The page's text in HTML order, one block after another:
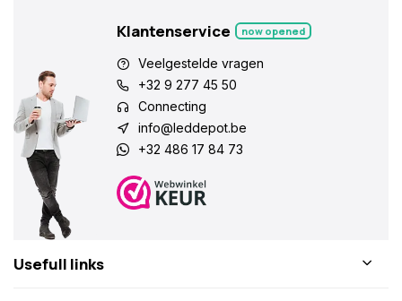
Klantenservice now opened
Veelgestelde vragen
+32 9 277 45 50
Connecting
info@leddepot.be
+32 486 17 84 73
Usefull links